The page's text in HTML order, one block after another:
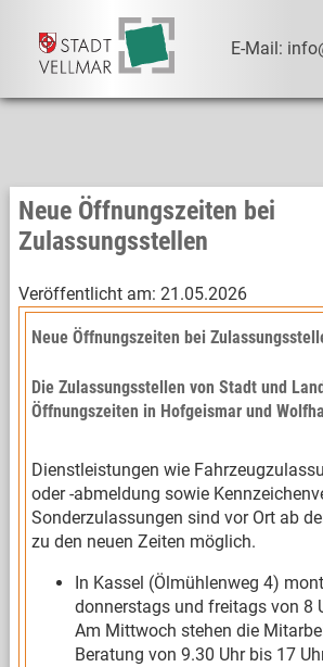
E-Mail:
Neue Öffnungszeiten bei
Zulassungsstellen
Veröffentlicht am: 21.05.2026
Neue Öffnungszeiten bei
Die Zulassungsstellen von Stadt und
Öffnungszeiten in Hofgeismar und
Dienstleistungen wie
oder -abmeldung sowie
Sonderzulassungen sind vor Ort ab
zu den neuen Zeiten möglich.
In Kassel (Ölmühlenweg 4)
donnerstags und freitags von 8
Am Mittwoch stehen die
Beratung von 9.30 Uhr bis 17